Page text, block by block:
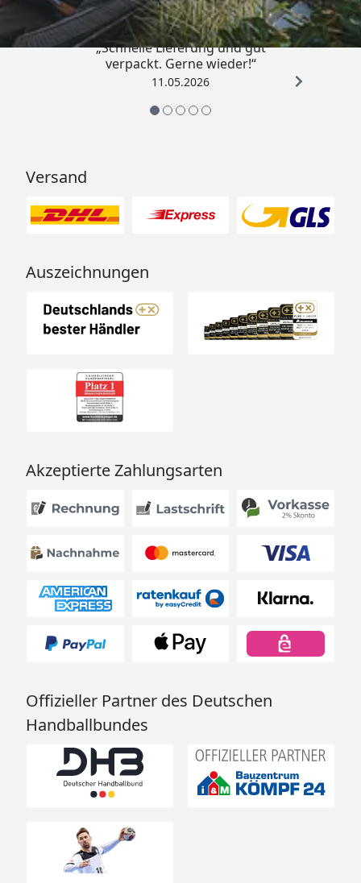
„Schnelle Lieferung und gut
verpackt. Gerne wieder!“
11.05.2026
Versand
Auszeichnungen
Akzeptierte Zahlungsarten
Offizieller Partner des Deutschen
Handballbundes